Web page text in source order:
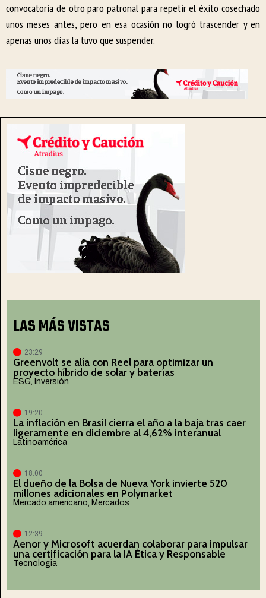
convocatoria de otro paro patronal para repetir el éxito cosechado
unos meses antes, pero en esa ocasión no logró trascender y en
apenas unos días la tuvo que suspender.
LAS MÁS VISTAS
23:29
Greenvolt se alía con Reel para optimizar un
proyecto híbrido de solar y baterías
ESG Inversión
19:20
La inflación en Brasil cierra el año a la baja tras caer
ligeramente en diciembre al 4,62% interanual
Latinoamérica
18:00
El dueño de la Bolsa de Nueva York invierte 520
millones adicionales en Polymarket
Mercado americano Mercados
12:39
Aenor y Microsoft acuerdan colaborar para impulsar
una certificación para la IA Ética y Responsable
Tecnologia